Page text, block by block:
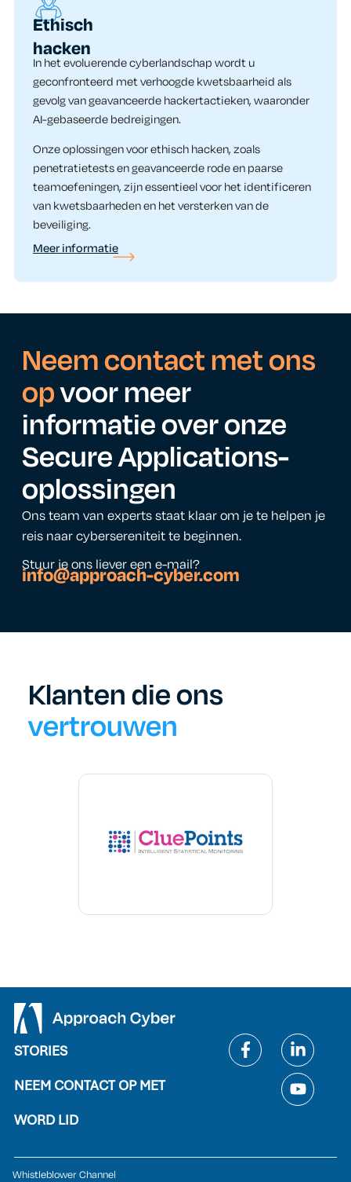
Ethisch
hacken
In het evoluerende cyberlandschap wordt u
geconfronteerd met verhoogde kwetsbaarheid als
gevolg van geavanceerde hackertactieken, waaronder
AI-gebaseerde bedreigingen.
Onze oplossingen voor ethisch hacken, zoals
penetratietests en geavanceerde rode en paarse
teamoefeningen, zijn essentieel voor het identificeren
van kwetsbaarheden en het versterken van de
beveiliging.
Meer informatie
Neem contact met ons
opvoor meer
informatie over onze
Secure Applications-
oplossingen
Ons team van experts staat klaar om je te helpen je
reis naar cybersereniteit te beginnen.
Stuur je ons liever een e-mail?
info@approach-cyber.com
Klanten die ons
vertrouwen
STORIES
NEEM CONTACT OP MET
WORD LID
Whistleblower Channel